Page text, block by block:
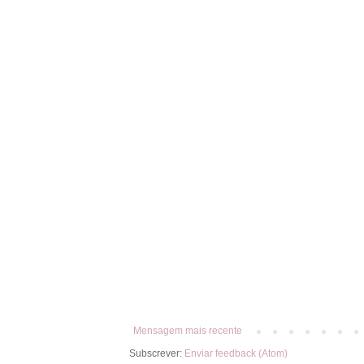
Mensagem mais recente
Subscrever: Enviar feedback (Atom)